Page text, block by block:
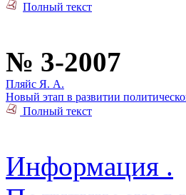
Полный текст
№ 3-2007
Пляйс Я. А.
Новый этап в развитии
Полный текст
Информация .